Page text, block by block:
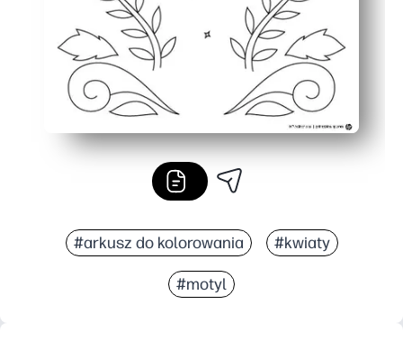
#arkusz do kolorowania #kwiaty
#motyl